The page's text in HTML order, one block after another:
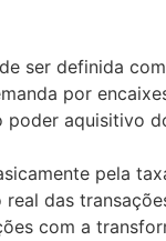
ser definida
por
aquisitivo
pela
das
com a